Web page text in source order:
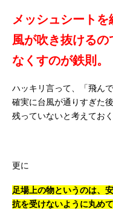
メッシュシート
風が吹き抜けるの
なくすのが鉄則。
ハッキリ言って、「飛ん
確実に台風が通りすぎた
残っていないと考えておく
更に
足場上の物というのは、
抗を受けないように丸め